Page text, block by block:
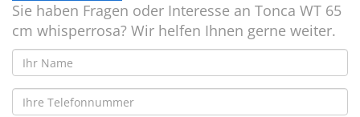
Sie haben Fragen oder Interesse an Tonca WT 65
cm whisperrosa? Wir helfen Ihnen gerne weiter.